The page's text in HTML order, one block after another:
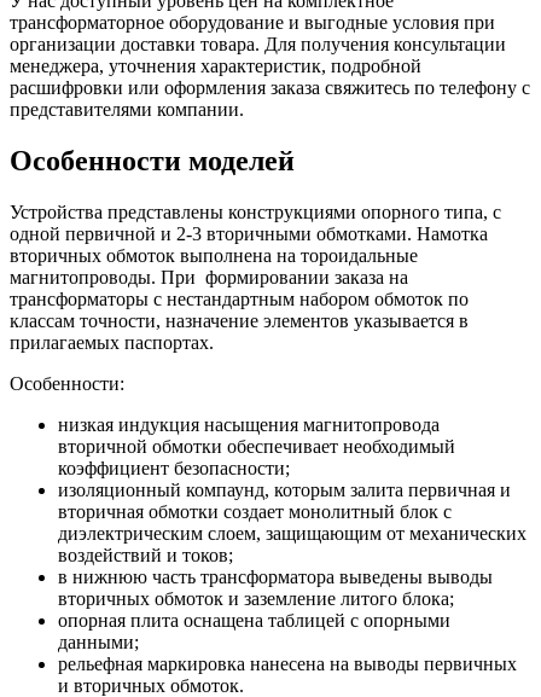
трансформаторное оборудование и выгодные условия при
организации доставки товара. Для получения консультации
менеджера, уточнения характеристик, подробной
расшифровки или оформления заказа свяжитесь по телефону с
представителями компании.
Особенности моделей
Устройства представлены конструкциями опорного типа, с
одной первичной и 2-3 вторичными обмотками. Намотка
вторичных обмоток выполнена на тороидальные
магнитопроводы. При формировании заказа на
трансформаторы с нестандартным набором обмоток по
классам точности, назначение элементов указывается в
прилагаемых паспортах.
Особенности:
низкая индукция насыщения магнитопровода
вторичной обмотки обеспечивает необходимый
коэффициент безопасности;
изоляционный компаунд, которым залита первичная и
вторичная обмотки создает монолитный блок с
диэлектрическим слоем, защищающим от механических
воздействий и токов;
в нижнюю часть трансформатора выведены выводы
вторичных обмоток и заземление литого блока;
опорная плита оснащена таблицей с опорными
данными;
рельефная маркировка нанесена на выводы первичных
и вторичных обмоток.